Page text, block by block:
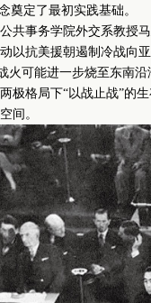
奠定了最初实践基础。
事务学院外交系教授马
以抗美援朝遏制冷战向
火可能进一步烧至东南
极格局下“以战止战”的
间。